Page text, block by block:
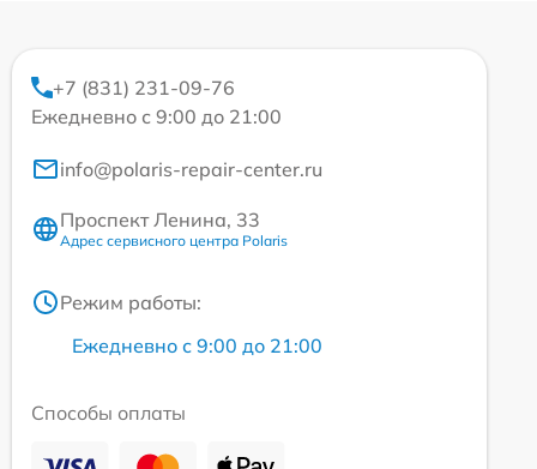
+7 (831) 231-09-76
Ежедневно с 9:00 до 21:00
info@polaris-repair-center.ru
Проспект Ленина, 33
Адрес сервисного центра Polaris
Режим работы:
Ежедневно с 9:00 до 21:00
Способы оплаты